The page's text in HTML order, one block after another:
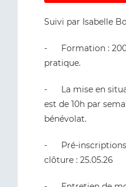
Suivi par Isabelle
- Formation :
pratique.
- La mise en
est de 10h par
bénévolat.
- Pré-inscriptions
clôture : 25.05.26